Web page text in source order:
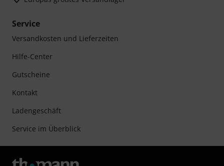
Service
Versandkosten und Lieferzeiten
Hilfe-Center
Gutscheine
Kontakt
Ladengeschäft
Service im Überblick